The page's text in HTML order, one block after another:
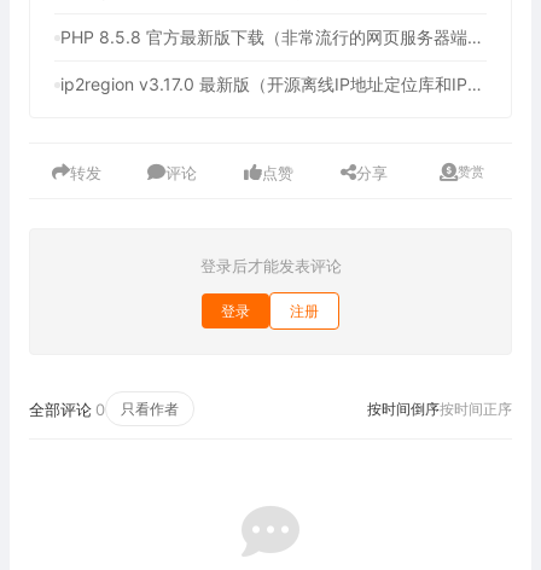
PHP 8.5.8 官方最新版下载（非常流行的网页服务器端脚本语言）
ip2region v3.17.0 最新版（开源离线IP地址定位库和IP定位数据管理框架）
转发 评论 点赞 分享 赞赏
登录后才能发表评论
登录 注册
全部评论 0 只看作者 按时间倒序按时间正序